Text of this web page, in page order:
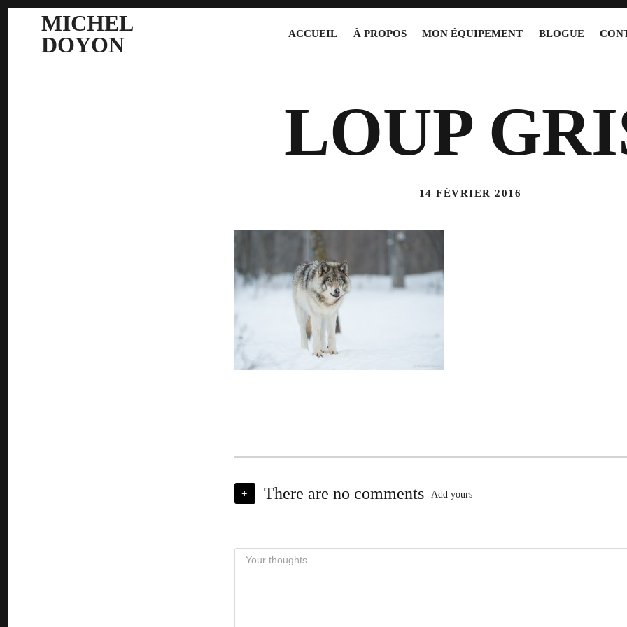
MICHEL
DOYON
ACCUEIL À PROPOS MON ÉQUIPEMENT BLOGUE
LOUP
14 FÉVRIER 2016
+ There are no comments Add yours